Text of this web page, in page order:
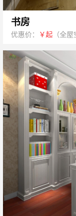
书房
优惠价： ￥起 （全